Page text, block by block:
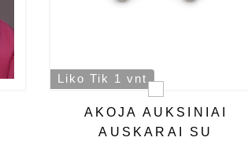
Liko Tik 1 vnt
AKOJA AUKSINIAI
AUSKARAI SU